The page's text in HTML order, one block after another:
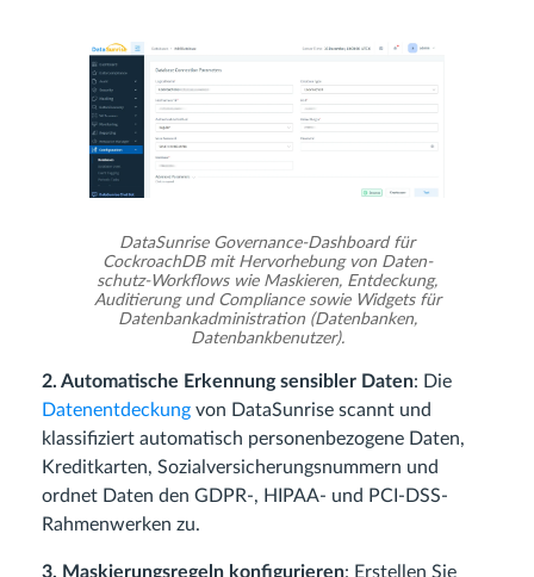
DataSunrise Governance-Dashboard für
CockroachDB mit Hervorhebung von Daten­
schutz-Workflows wie Maskieren, Entdeckung,
Auditierung und Compliance sowie Widgets für
Datenbankadministration (Datenbanken,
Datenbankbenutzer).
2. Automatische Erkennung sensibler Daten: Die
Datenentdeckung von DataSunrise scannt und
klassifiziert automatisch personenbezogene Daten,
Kreditkarten, Sozialversicherungsnummern und
ordnet Daten den GDPR-, HIPAA- und PCI-DSS-
Rahmenwerken zu.
3. Maskierungsregeln konfigurieren: Erstellen Sie